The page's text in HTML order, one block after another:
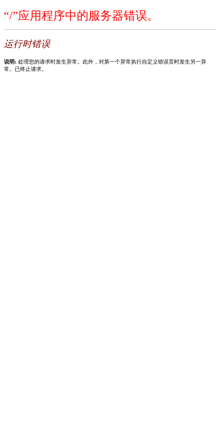
“/”应用程序中的服务器错误。
运行时错误
说明: 处理您的请求时发生异常。此外，对第一个异常执行自定义错误页时发生另一异
常。已终止请求。